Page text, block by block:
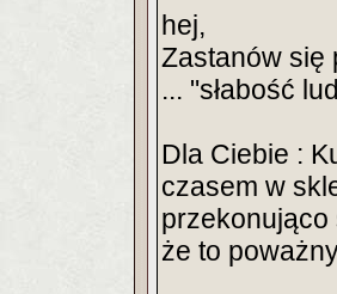
hej,
Zastanów się
... "słabość
Dla Ciebie :
czasem w
przekonująco
że to